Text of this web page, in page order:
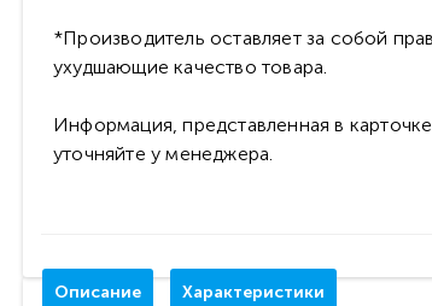
*Производитель оставляет за собой
ухудшающие качество товара.
Информация, представленная в
уточняйте у менеджера.
Описание Характеристики